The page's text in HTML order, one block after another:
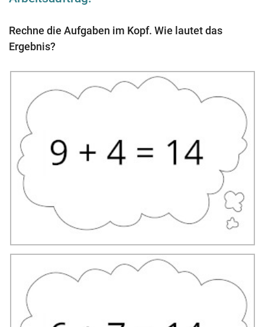
Rechne die Aufgaben im Kopf. Wie lautet das
Ergebnis?